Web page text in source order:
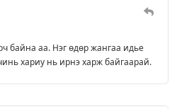
байна аа. Нэг өдөр жангаа идье
хариу нь ирнэ харж байгаарай.